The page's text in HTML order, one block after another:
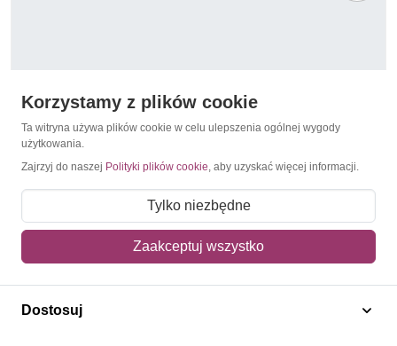
Brytyjskie Terytorium Antarktyczne 1980 Mi 78-83
18,00 zł
Dodaj do koszyka
Korzystamy z plików cookie
Ta witryna używa plików cookie w celu ulepszenia ogólnej wygody
użytkowania.
Zajrzyj do naszej Polityki plików cookie, aby uzyskać więcej informacji.
Tylko niezbędne
Zaakceptuj wszystko
Dostosuj